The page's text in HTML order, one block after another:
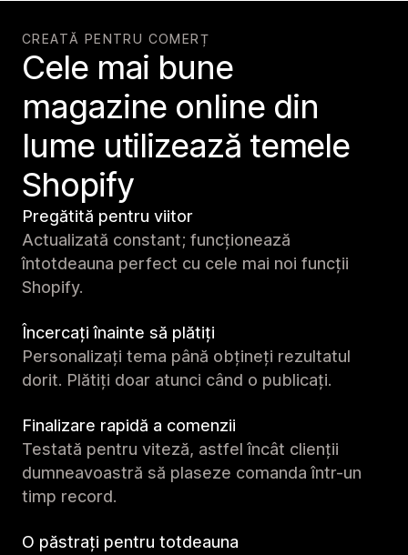
CREATĂ PENTRU COMERȚ
Cele mai bune
magazine online din
lume utilizează temele
Shopify
Pregătită pentru viitor
Actualizată constant; funcționează
întotdeauna perfect cu cele mai noi funcții
Shopify.
Încercați înainte să plătiți
Personalizați tema până obțineți rezultatul
dorit. Plătiți doar atunci când o publicați.
Finalizare rapidă a comenzii
Testată pentru viteză, astfel încât clienții
dumneavoastră să plaseze comanda într-un
timp record.
O păstrați pentru totdeauna